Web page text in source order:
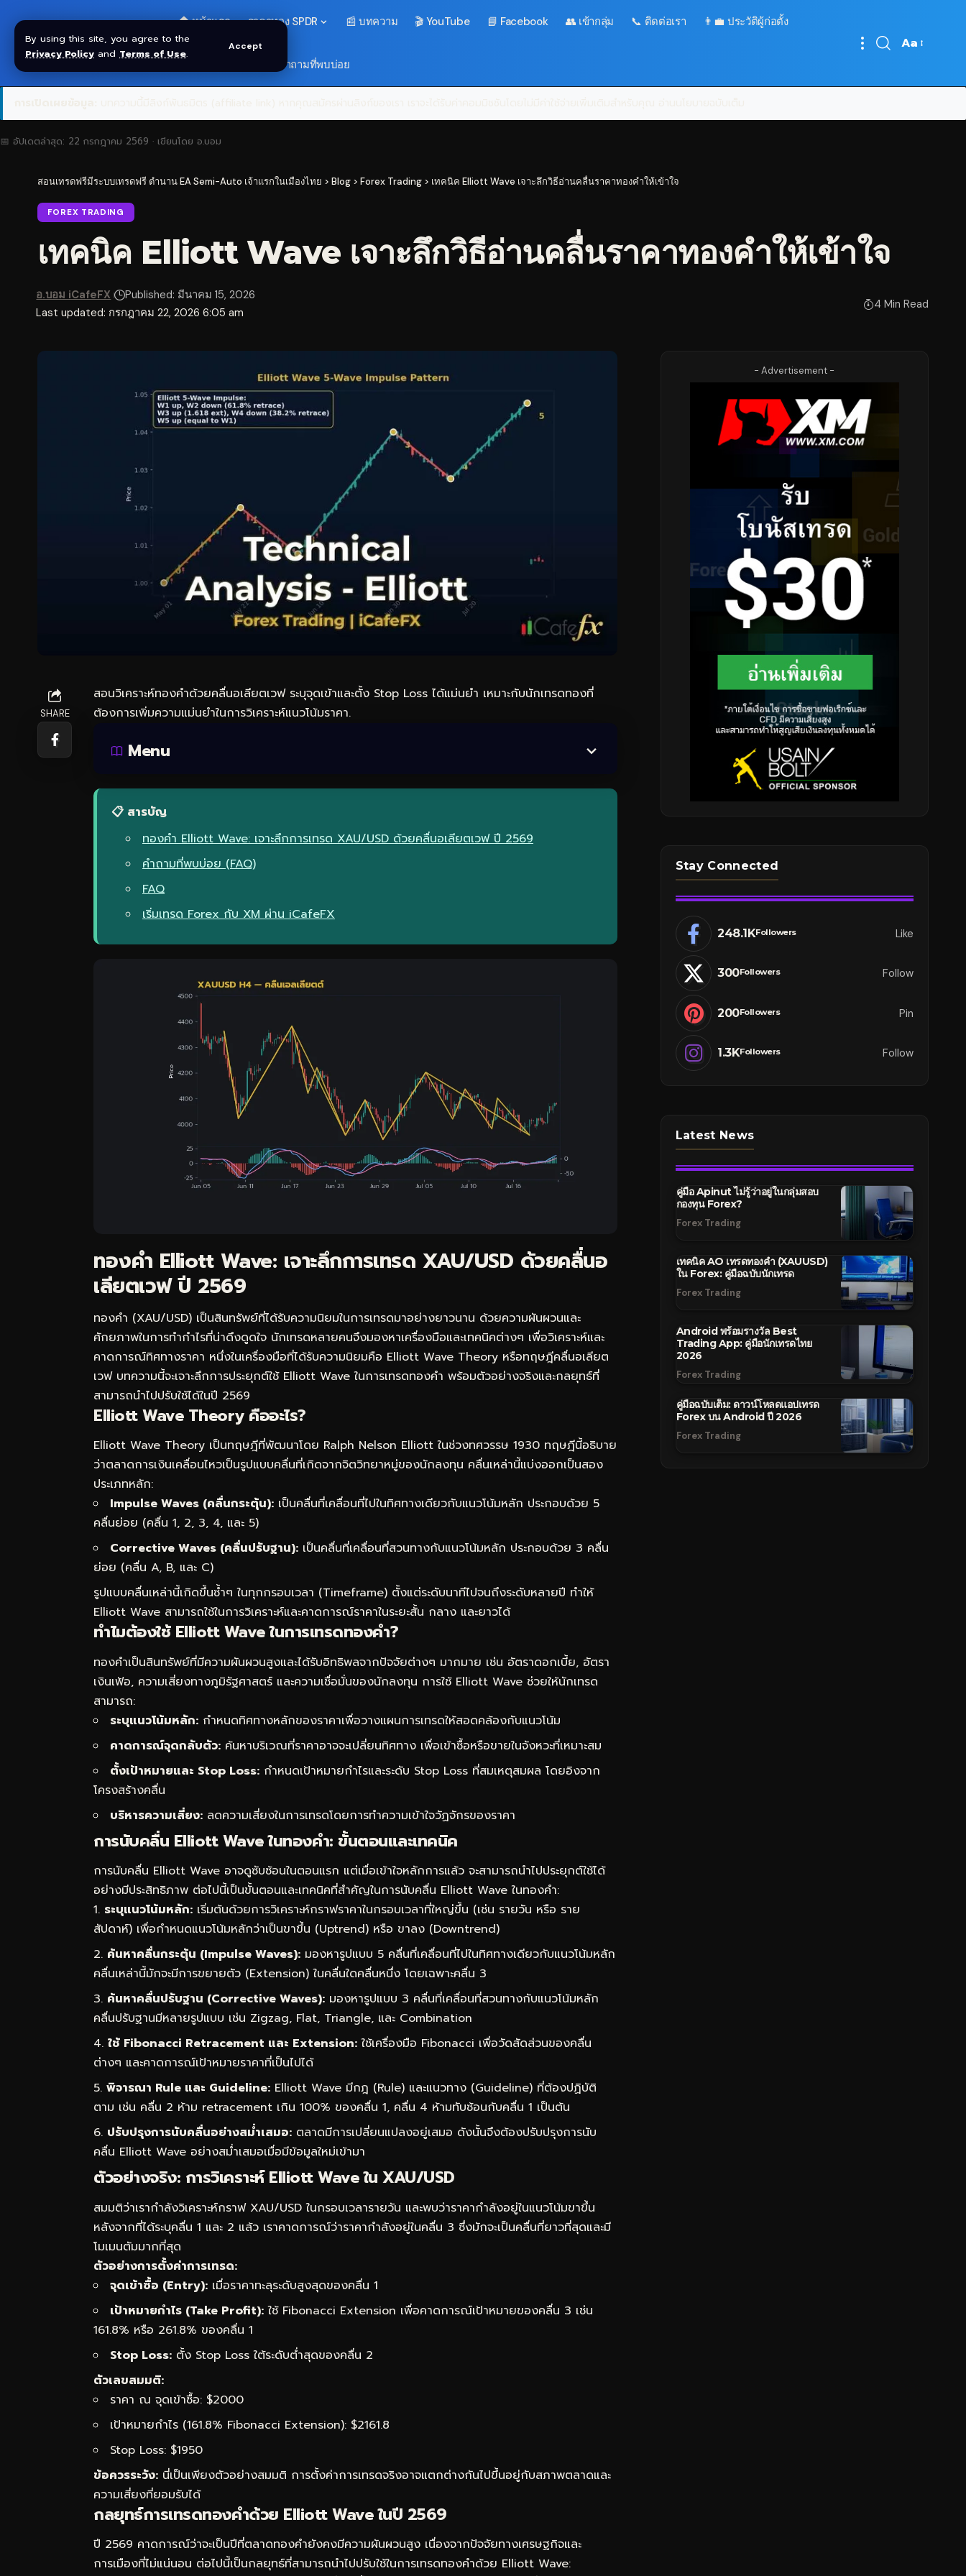
By using this site, you agree to the
Privacy Policy and Terms of Use.
Accept
🏠 หน้าแรก ราคาทอง SPDR 📰 บทความ 🎬 YouTube 📘 Facebook 👥 เข้ากลุ่ม 📞 ติดต่อเรา 👨‍💼 ประวัติผู้ก่อตั้ง
❓ คำถามที่พบบ่อย
Font
Aa
📅 อัปเดตล่าสุด: 22 กรกฎาคม 2569 · เขียนโดย อ.บอม
สอนเทรดฟรีมีระบบเทรดฟรี ตำนาน EA Semi-Auto เจ้าแรกในเมืองไทย > Blog > Forex Trading > เทคนิค Elliott Wave เจาะลึกวิธีอ่านคลื่นราคาทองคำให้เข้าใจ
FOREX TRADING
เทคนิค Elliott Wave เจาะลึกวิธีอ่านคลื่นราคาทองคำให้เข้าใจ
Last updated: กรกฎาคม 22, 2026 6:05 am
อ.บอม iCafeFX Published: มีนาคม 15, 2026
4 Min Read
SHARE
สอนวิเคราะห์ทองคำด้วยคลื่นอเลียตเวฟ ระบุจุดเข้าและตั้ง Stop Loss ได้แม่นยำ เหมาะกับนักเทรดทองที่
ต้องการเพิ่มความแม่นยำในการวิเคราะห์แนวโน้มราคา.
Menu
📋 สารบัญ
ทองคำ Elliott Wave: เจาะลึกการเทรด XAU/USD ด้วยคลื่นอเลียตเวฟ ปี 2569
คำถามที่พบบ่อย (FAQ)
FAQ
เริ่มเทรด Forex กับ XM ผ่าน iCafeFX
ทองคำ Elliott Wave: เจาะลึกการเทรด XAU/USD ด้วยคลื่นอ
เลียตเวฟ ปี 2569
ทองคำ (XAU/USD) เป็นสินทรัพย์ที่ได้รับความนิยมในการเทรดมาอย่างยาวนาน ด้วยความผันผวนและ
ศักยภาพในการทำกำไรที่น่าดึงดูดใจ นักเทรดหลายคนจึงมองหาเครื่องมือและเทคนิคต่างๆ เพื่อวิเคราะห์และ
คาดการณ์ทิศทางราคา หนึ่งในเครื่องมือที่ได้รับความนิยมคือ Elliott Wave Theory หรือทฤษฎีคลื่นอเลียต
เวฟ บทความนี้จะเจาะลึกการประยุกต์ใช้ Elliott Wave ในการเทรดทองคำ พร้อมตัวอย่างจริงและกลยุทธ์ที่
สามารถนำไปปรับใช้ได้ในปี 2569
Elliott Wave Theory คืออะไร?
Elliott Wave Theory เป็นทฤษฎีที่พัฒนาโดย Ralph Nelson Elliott ในช่วงทศวรรษ 1930 ทฤษฎีนี้อธิบาย
ว่าตลาดการเงินเคลื่อนไหวเป็นรูปแบบคลื่นที่เกิดจากจิตวิทยาหมู่ของนักลงทุน คลื่นเหล่านี้แบ่งออกเป็นสอง
ประเภทหลัก:
Impulse Waves (คลื่นกระตุ้น): เป็นคลื่นที่เคลื่อนที่ไปในทิศทางเดียวกับแนวโน้มหลัก ประกอบด้วย 5
คลื่นย่อย (คลื่น 1, 2, 3, 4, และ 5)
Corrective Waves (คลื่นปรับฐาน): เป็นคลื่นที่เคลื่อนที่สวนทางกับแนวโน้มหลัก ประกอบด้วย 3 คลื่น
ย่อย (คลื่น A, B, และ C)
รูปแบบคลื่นเหล่านี้เกิดขึ้นซ้ำๆ ในทุกกรอบเวลา (Timeframe) ตั้งแต่ระดับนาทีไปจนถึงระดับหลายปี ทำให้
Elliott Wave สามารถใช้ในการวิเคราะห์และคาดการณ์ราคาในระยะสั้น กลาง และยาวได้
ทำไมต้องใช้ Elliott Wave ในการเทรดทองคำ?
ทองคำเป็นสินทรัพย์ที่มีความผันผวนสูงและได้รับอิทธิพลจากปัจจัยต่างๆ มากมาย เช่น อัตราดอกเบี้ย, อัตรา
เงินเฟ้อ, ความเสี่ยงทางภูมิรัฐศาสตร์ และความเชื่อมั่นของนักลงทุน การใช้ Elliott Wave ช่วยให้นักเทรด
สามารถ:
ระบุแนวโน้มหลัก: กำหนดทิศทางหลักของราคาเพื่อวางแผนการเทรดให้สอดคล้องกับแนวโน้ม
คาดการณ์จุดกลับตัว: ค้นหาบริเวณที่ราคาอาจจะเปลี่ยนทิศทาง เพื่อเข้าซื้อหรือขายในจังหวะที่เหมาะสม
ตั้งเป้าหมายและ Stop Loss: กำหนดเป้าหมายกำไรและระดับ Stop Loss ที่สมเหตุสมผล โดยอิงจาก
โครงสร้างคลื่น
บริหารความเสี่ยง: ลดความเสี่ยงในการเทรดโดยการทำความเข้าใจวัฏจักรของราคา
การนับคลื่น Elliott Wave ในทองคำ: ขั้นตอนและเทคนิค
การนับคลื่น Elliott Wave อาจดูซับซ้อนในตอนแรก แต่เมื่อเข้าใจหลักการแล้ว จะสามารถนำไปประยุกต์ใช้ได้
อย่างมีประสิทธิภาพ ต่อไปนี้เป็นขั้นตอนและเทคนิคที่สำคัญในการนับคลื่น Elliott Wave ในทองคำ:
ระบุแนวโน้มหลัก: เริ่มต้นด้วยการวิเคราะห์กราฟราคาในกรอบเวลาที่ใหญ่ขึ้น (เช่น รายวัน หรือ ราย
สัปดาห์) เพื่อกำหนดแนวโน้มหลักว่าเป็นขาขึ้น (Uptrend) หรือ ขาลง (Downtrend)
ค้นหาคลื่นกระตุ้น (Impulse Waves): มองหารูปแบบ 5 คลื่นที่เคลื่อนที่ไปในทิศทางเดียวกับแนวโน้มหลัก
คลื่นเหล่านี้มักจะมีการขยายตัว (Extension) ในคลื่นใดคลื่นหนึ่ง โดยเฉพาะคลื่น 3
ค้นหาคลื่นปรับฐาน (Corrective Waves): มองหารูปแบบ 3 คลื่นที่เคลื่อนที่สวนทางกับแนวโน้มหลัก
คลื่นปรับฐานมีหลายรูปแบบ เช่น Zigzag, Flat, Triangle, และ Combination
ใช้ Fibonacci Retracement และ Extension: ใช้เครื่องมือ Fibonacci เพื่อวัดสัดส่วนของคลื่น
ต่างๆ และคาดการณ์เป้าหมายราคาที่เป็นไปได้
พิจารณา Rule และ Guideline: Elliott Wave มีกฎ (Rule) และแนวทาง (Guideline) ที่ต้องปฏิบัติ
ตาม เช่น คลื่น 2 ห้าม retracement เกิน 100% ของคลื่น 1, คลื่น 4 ห้ามทับซ้อนกับคลื่น 1 เป็นต้น
ปรับปรุงการนับคลื่นอย่างสม่ำเสมอ: ตลาดมีการเปลี่ยนแปลงอยู่เสมอ ดังนั้นจึงต้องปรับปรุงการนับ
คลื่น Elliott Wave อย่างสม่ำเสมอเมื่อมีข้อมูลใหม่เข้ามา
ตัวอย่างจริง: การวิเคราะห์ Elliott Wave ใน XAU/USD
สมมติว่าเรากำลังวิเคราะห์กราฟ XAU/USD ในกรอบเวลารายวัน และพบว่าราคากำลังอยู่ในแนวโน้มขาขึ้น
หลังจากที่ได้ระบุคลื่น 1 และ 2 แล้ว เราคาดการณ์ว่าราคากำลังอยู่ในคลื่น 3 ซึ่งมักจะเป็นคลื่นที่ยาวที่สุดและมี
โมเมนตัมมากที่สุด
ตัวอย่างการตั้งค่าการเทรด:
จุดเข้าซื้อ (Entry): เมื่อราคาทะลุระดับสูงสุดของคลื่น 1
เป้าหมายกำไร (Take Profit): ใช้ Fibonacci Extension เพื่อคาดการณ์เป้าหมายของคลื่น 3 เช่น
161.8% หรือ 261.8% ของคลื่น 1
Stop Loss: ตั้ง Stop Loss ใต้ระดับต่ำสุดของคลื่น 2
ตัวเลขสมมติ:
ราคา ณ จุดเข้าซื้อ: $2000
เป้าหมายกำไร (161.8% Fibonacci Extension): $2161.8
Stop Loss: $1950
ข้อควรระวัง: นี่เป็นเพียงตัวอย่างสมมติ การตั้งค่าการเทรดจริงอาจแตกต่างกันไปขึ้นอยู่กับสภาพตลาดและ
ความเสี่ยงที่ยอมรับได้
กลยุทธ์การเทรดทองคำด้วย Elliott Wave ในปี 2569
ปี 2569 คาดการณ์ว่าจะเป็นปีที่ตลาดทองคำยังคงมีความผันผวนสูง เนื่องจากปัจจัยทางเศรษฐกิจและ
การเมืองที่ไม่แน่นอน ต่อไปนี้เป็นกลยุทธ์ที่สามารถนำไปปรับใช้ในการเทรดทองคำด้วย Elliott Wave:
- Advertisement -
Stay Connected
248.1KFollowers Like
300Followers Follow
200Followers Pin
1.3KFollowers Follow
Latest News
คู่มือ Apinut ไม่รู้ว่าอยู่ในกลุ่มสอบ
กองทุน Forex?
Forex Trading
เทคนิค AO เทรดทองคำ (XAUUSD)
ใน Forex: คู่มือฉบับนักเทรด
Forex Trading
Android พร้อมรางวัล Best
Trading App: คู่มือนักเทรดไทย
2026
Forex Trading
คู่มือฉบับเต็ม: ดาวน์โหลดแอปเทรด
Forex บน Android ปี 2026
Forex Trading